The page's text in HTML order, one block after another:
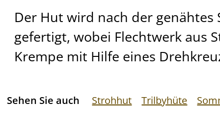
Der Hut wird nach der genähtes
gefertigt, wobei Flechtwerk aus
Krempe mit Hilfe eines
Sehen Sie auch Strohhut Trilbyhüte